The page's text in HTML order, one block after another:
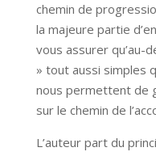
chemin de
la majeure partie
vous assurer qu’au-
» tout aussi simples
nous permettent de
sur le chemin de
L’auteur part du